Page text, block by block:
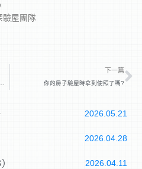
驗屋團隊
下一篇
你的房子驗屋時拿到使照了嗎?
2026.05.21
2026.04.28
2026.04.11